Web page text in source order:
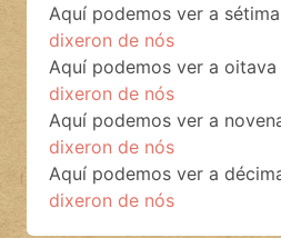
Aquí podemos ver a
dixeron de nós
Aquí podemos ver a
dixeron de nós
Aquí podemos ver a
dixeron de nós
Aquí podemos ver a
dixeron de nós